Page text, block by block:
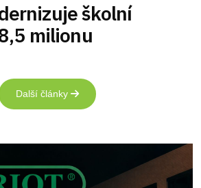
školní
milionu
Další články